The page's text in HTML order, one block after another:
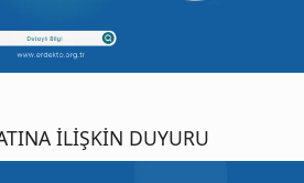
İLİŞKİN DUYURU